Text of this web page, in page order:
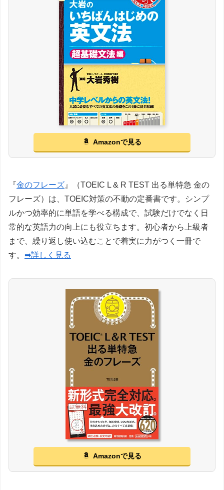
Amazonで見る
『金のフレーズ』（TOEIC L & R TEST 出る単特急 金の
フレーズ）は、TOEIC対策の不動の定番書です。シンプ
ルかつ効率的に単語を学べる構成で、試験だけでなく日
常的な英語力の向上にも役立ちます。初心者から上級者
まで、繰り返し使い込むことで着実に力がつく一冊で
す。 ➡詳しく見る
Amazonで見る